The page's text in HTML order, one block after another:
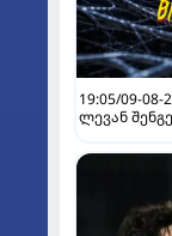
19:05/09-08-
ლევან